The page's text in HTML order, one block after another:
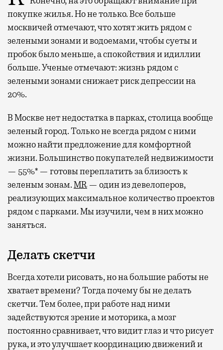
покупке жилья. Но не только. Все больше
москвичей отмечают, что хотят жить рядом с
зелеными зонами и водоемами, чтобы суеты и
пробок было меньше, а спокойствия и идиллии
больше. Ученые отмечают: жизнь рядом с
зелеными зонами снижает риск депрессии на
20%.
В Москве нет недостатка в парках, столица вообще
зеленый город. Только не всегда рядом с ними
можно найти предложение для комфортной
жизни. Большинство покупателей недвижимости
— 55%* — готовы переплатить за близость к
зеленым зонам.MR — один из девелоперов,
реализующих максимальное количество проектов
рядом с парками. Мы изучили, чем в них можно
заняться.
Делать скетчи
Всегда хотели рисовать, но на большие работы не
хватает времени? Тогда почему бы не делать
скетчи. Тем более, при работе над ними
задействуются зрение и моторика, а мозг
постоянно сравнивает, что видит глаз и что рисует
рука, и это улучшает координацию движений и